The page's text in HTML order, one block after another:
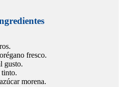
fresco.
gusto.
tinto.
morena.